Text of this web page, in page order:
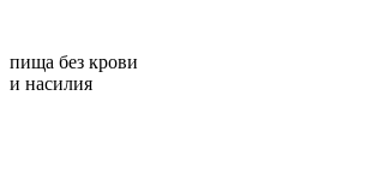
пища без крови
и насилия